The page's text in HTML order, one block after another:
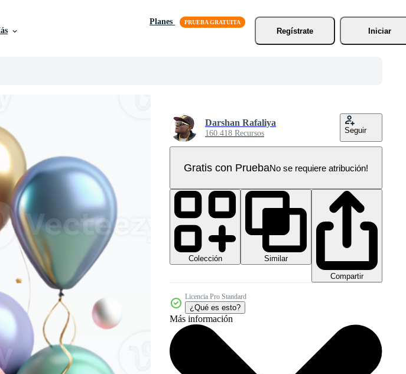
Planes
Regístrate
Iniciar
Darshan Rafaliya
160.418 Recursos Seguir
Gratis con PruebaNo se requiere atribución!
Colección
Similar
Compartir
Licencia Pro Standard
¿Qué es esto?
Más información